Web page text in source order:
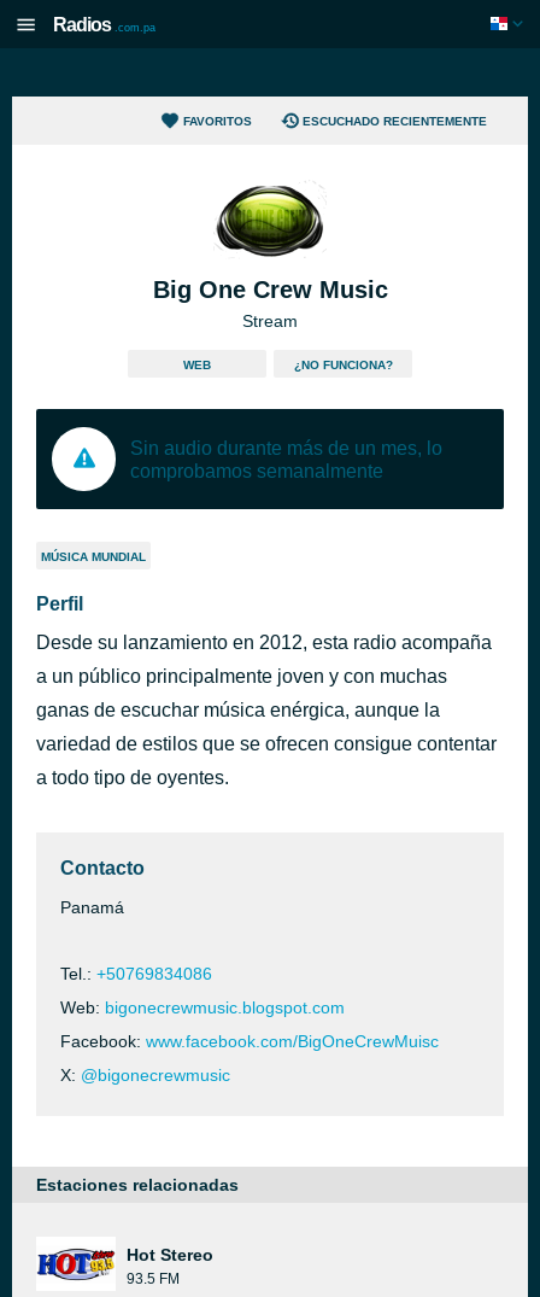
Radios .com.pa
FAVORITOS ESCUCHADO RECIENTEMENTE
Big One Crew Music
Stream
WEB ¿NO FUNCIONA?
Sin audio durante más de un mes, lo
comprobamos semanalmente
MÚSICA MUNDIAL
Perfil
Desde su lanzamiento en 2012, esta radio acompaña
a un público principalmente joven y con muchas
ganas de escuchar música enérgica, aunque la
variedad de estilos que se ofrecen consigue contentar
a todo tipo de oyentes.
Contacto
Panamá
Tel.: +50769834086
Web: bigonecrewmusic.blogspot.com
Facebook: www.facebook.com/BigOneCrewMuisc
X: @bigonecrewmusic
Estaciones relacionadas
Hot Stereo
93.5 FM